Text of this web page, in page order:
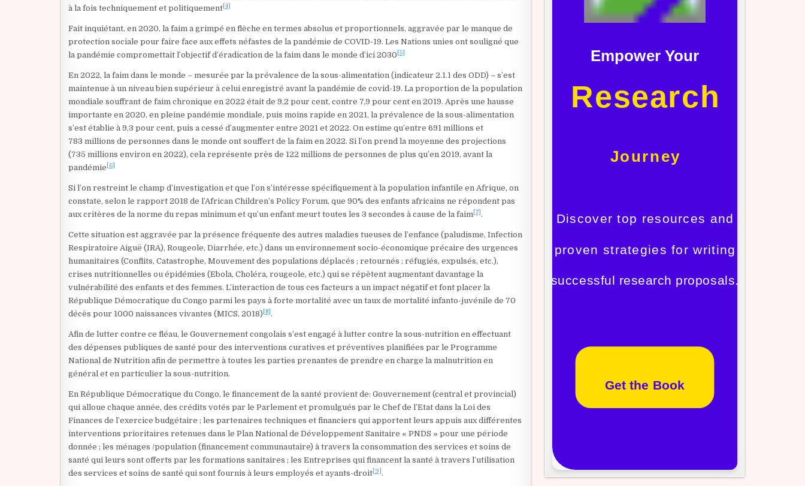
à la fois techniquement et politiquement[4]
Fait inquiétant, en 2020, la faim a grimpé en flèche en termes absolus et proportionnels, aggravée par le manque de
protection sociale pour faire face aux effets néfastes de la pandémie de COVID-19. Les Nations unies ont souligné que
la pandémie compromettait l’objectif d’éradication de la faim dans le monde d’ici 2030[5]
En 2022, la faim dans le monde – mesurée par la prévalence de la sous-alimentation (indicateur 2.1.1 des ODD) – s’est
maintenue à un niveau bien supérieur à celui enregistré avant la pandémie de covid-19. La proportion de la population
mondiale souffrant de faim chronique en 2022 était de 9,2 pour cent, contre 7,9 pour cent en 2019. Après une hausse
importante en 2020, en pleine pandémie mondiale, puis moins rapide en 2021, la prévalence de la sous-alimentation
s’est établie à 9,3 pour cent, puis a cessé d’augmenter entre 2021 et 2022. On estime qu’entre 691 millions et
783 millions de personnes dans le monde ont souffert de la faim en 2022. Si l’on prend la moyenne des projections
(735 millions environ en 2022), cela représente près de 122 millions de personnes de plus qu’en 2019, avant la
pandémie[6]
Si l’on restreint le champ d’investigation et que l’on s’intéresse spécifiquement à la population infantile en Afrique, on
constate, selon le rapport 2018 de l’African Children’s Policy Forum, que 90% des enfants africains ne répondent pas
aux critères de la norme du repas minimum et qu’un enfant meurt toutes les 3 secondes à cause de la faim[7].
Cette situation est aggravée par la présence fréquente des autres maladies tueuses de l’enfance (paludisme, Infection
Respiratoire Aiguë (IRA), Rougeole, Diarrhée, etc.) dans un environnement socio-économique précaire des urgences
humanitaires (Conflits, Catastrophe, Mouvement des populations déplacés ; retournés ; réfugiés, expulsés, etc.),
crises nutritionnelles ou épidémies (Ebola, Choléra, rougeole, etc.) qui se répètent augmentant davantage la
vulnérabilité des enfants et des femmes. L’interaction de tous ces facteurs a un impact négatif et font placer la
République Démocratique du Congo parmi les pays à forte mortalité avec un taux de mortalité infanto-juvénile de 70
décès pour 1000 naissances vivantes (MICS, 2018)[8].
Afin de lutter contre ce fléau, le Gouvernement congolais s’est engagé à lutter contre la sous-nutrition en effectuant
des dépenses publiques de santé pour des interventions curatives et préventives planifiées par le Programme
National de Nutrition afin de permettre à toutes les parties prenantes de prendre en charge la malnutrition en
général et en particulier la sous-nutrition.
En République Démocratique du Congo, le financement de la santé provient de: Gouvernement (central et provincial)
qui alloue chaque année, des crédits votés par le Parlement et promulgués par le Chef de l’Etat dans la Loi des
Finances de l’exercice budgétaire ; les partenaires techniques et financiers qui apportent leurs appuis aux différentes
interventions prioritaires retenues dans le Plan National de Développement Sanitaire « PNDS » pour une période
donnée ; les ménages /population (financement communautaire) à travers la consommation des services et soins de
santé qui leurs sont offerts par les formations sanitaires ; les Entreprises qui financent la santé à travers l’utilisation
des services et soins de santé qui sont fournis à leurs employés et ayants-droit[9].
Empower Your
Research
Journey
Discover top resources and
proven strategies for writing
successful research proposals.
Get the Book